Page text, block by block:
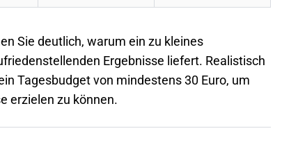
Sie deutlich, warum ein zu kleines
Ergebnisse liefert. Realistisch
Tagesbudget von mindestens 30 Euro, um
erzielen zu können.